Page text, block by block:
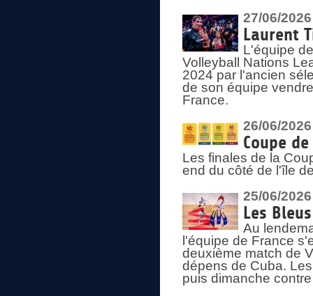
27/06/2026
Laurent
L'équipe
Volleyball Nations
2024 par l'ancien
de son équipe
France.
26/06/2026
Coupe
Les finales de la
end du côté de l'île
25/06/2026
Les
Au
l'équipe de France
deuxième match de
dépens de Cuba.
puis dimanche